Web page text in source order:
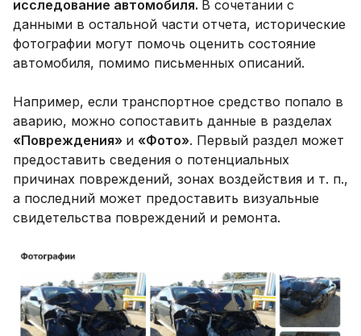
исследование автомобиля. В сочетании с
данными в остальной части отчета, исторические
фотографии могут помочь оценить состояние
автомобиля, помимо письменных описаний.
Например, если транспортное средство попало в
аварию, можно сопоставить данные в разделах
«Повреждения» и «Фото». Первый раздел может
предоставить сведения о потенциальных
причинах повреждений, зонах воздействия и т. п.,
а последний может предоставить визуальные
свидетельства повреждений и ремонта.